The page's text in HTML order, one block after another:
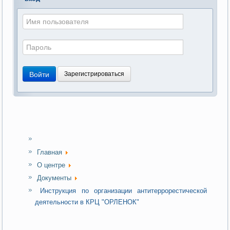
Войти Зарегистрироваться
Главная
О центре
Документы
Инструкция по организации антитеррорестической
деятельности в КРЦ "ОРЛЕНОК"